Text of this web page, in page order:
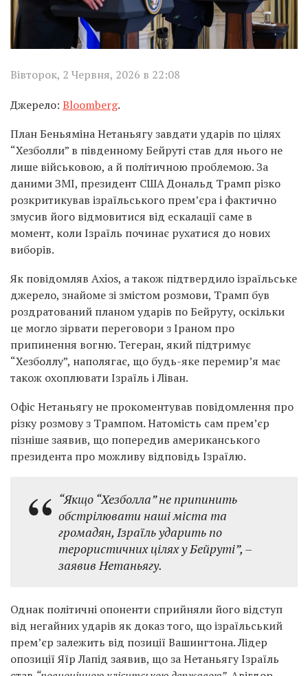
Вівторок, 2 Червня, 2026 в 22:08
Джерело: Bloomberg.
План Беньяміна Нетаньягу завдати ударів по цілях
“Хезболли” в південному Бейруті став для нього не
лише військовою, а й політичною проблемою. За
даними ЗМІ, президент США Дональд Трамп різко
розкритикував ізраїльського прем’єра і фактично
змусив його відмовитися від ескалації саме в
момент, коли Ізраїль починає рухатися до нових
виборів.
Як повідомляв Axios, а також підтвердило ізраїльське
джерело, знайоме зі змістом розмови, Трамп був
роздратований планом ударів по Бейруту, оскільки
це могло зірвати переговори з Іраном про
припинення вогню. Тегеран, який підтримує
“Хезболлу”, наполягає, що будь-яке перемир’я має
також охоплювати Ізраїль і Ліван.
Офіс Нетаньягу не прокоментував повідомлення про
різку розмову з Трампом. Натомість сам прем’єр
пізніше заявив, що попередив американського
президента про можливу відповідь Ізраїлю.
“Якщо “Хезболла” не припинить
обстрілювати наші міста та
громадян, Ізраїль ударить по
терористичних цілях у Бейруті”, –
заявив Нетаньягу.
Однак політичні опоненти сприйняли його відступ
від негайних ударів як доказ того, що ізраїльський
прем’єр залежить від позиції Вашингтона. Лідер
опозиції Яїр Лапід заявив, що за Нетаньягу Ізраїль